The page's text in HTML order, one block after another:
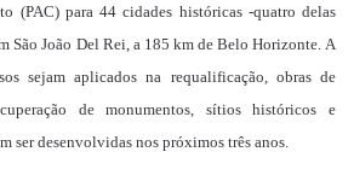
(PAC) para 44 cidades históricas -quatro delas
São João Del Rei, a 185 km de Belo Horizonte. A
sejam aplicados na requalificação, obras de
de monumentos, sítios históricos e
ser desenvolvidas nos próximos três anos.